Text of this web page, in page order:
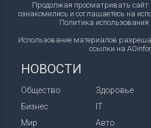
Продолжая просматривать сайт
ознакомились и соглашаетесь на
Политика использования
Использование материалов
ссылки на
НОВОСТИ
Общество
Бизнес
Мир
Здоровье
IT
Авто